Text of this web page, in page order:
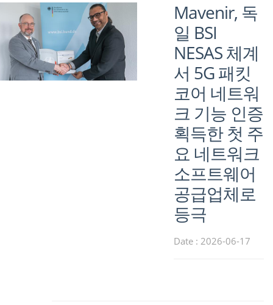
Mavenir, 독
일 BSI
NESAS 체계
서 5G 패킷
코어 네트워
크 기능 인증
획득한 첫 주
요 네트워크
소프트웨어
공급업체로
등극
Date : 2026-06-17